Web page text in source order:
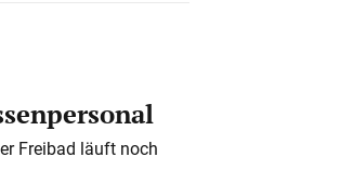
Freibad läuft noch